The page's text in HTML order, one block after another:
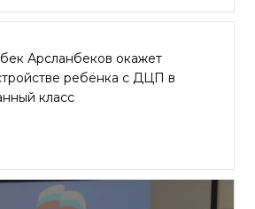
Арсланбеков окажет
ребёнка с ДЦП в
класс